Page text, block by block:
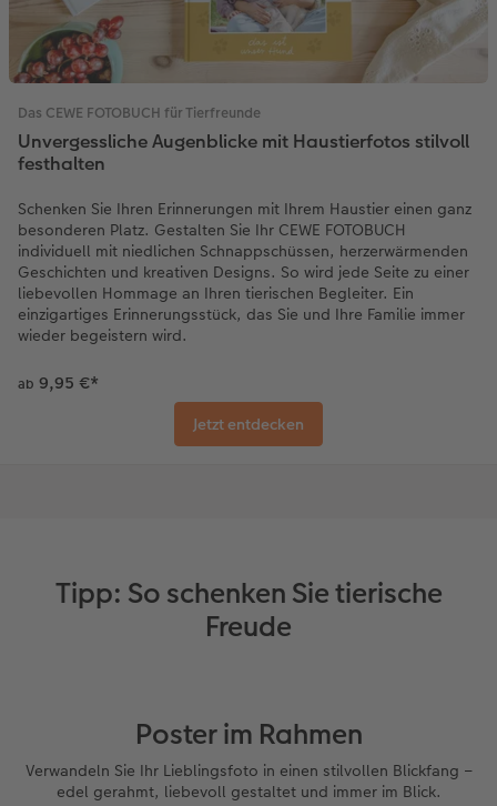
Das CEWE FOTOBUCH für Tierfreunde
Unvergessliche Augenblicke mit Haustierfotos stilvoll
festhalten
Schenken Sie Ihren Erinnerungen mit Ihrem Haustier einen ganz
besonderen Platz. Gestalten Sie Ihr CEWE FOTOBUCH
individuell mit niedlichen Schnappschüssen, herzerwärmenden
Geschichten und kreativen Designs. So wird jede Seite zu einer
liebevollen Hommage an Ihren tierischen Begleiter. Ein
einzigartiges Erinnerungsstück, das Sie und Ihre Familie immer
wieder begeistern wird.
ab 9,95 €*
Jetzt entdecken
Tipp: So schenken Sie tierische
Freude
Poster im Rahmen
Verwandeln Sie Ihr Lieblingsfoto in einen stilvollen Blickfang –
edel gerahmt, liebevoll gestaltet und immer im Blick.